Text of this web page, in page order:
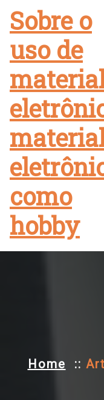
content
Sobre o
uso de
como
hobby
Home ::